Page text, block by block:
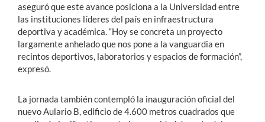
aseguró que este avance posiciona a la Universidad entre
las instituciones líderes del país en infraestructura
deportiva y académica. “Hoy se concreta un proyecto
largamente anhelado que nos pone a la vanguardia en
recintos deportivos, laboratorios y espacios de formación”,
expresó.
La jornada también contempló la inauguración oficial del
nuevo Aulario B, edificio de 4.600 metros cuadrados que